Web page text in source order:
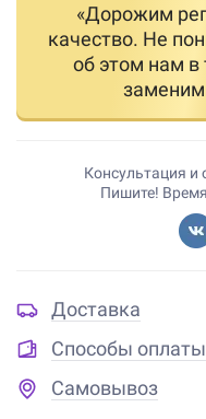
«Дорожим
качество. Не
об этом нам в
заменим
Консультация и
Пишите!
Доставка
Способы оплаты
Самовывоз